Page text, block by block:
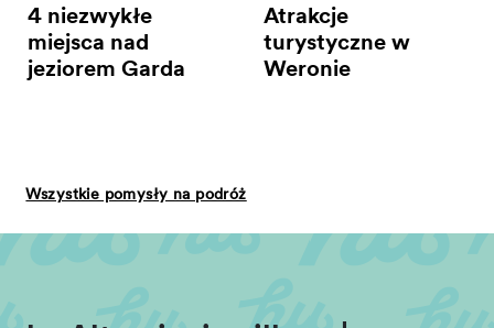
4 niezwykłe
miejsca nad
jeziorem Garda
Atrakcje
turystyczne w
Weronie
Wszystkie pomysły na podróż